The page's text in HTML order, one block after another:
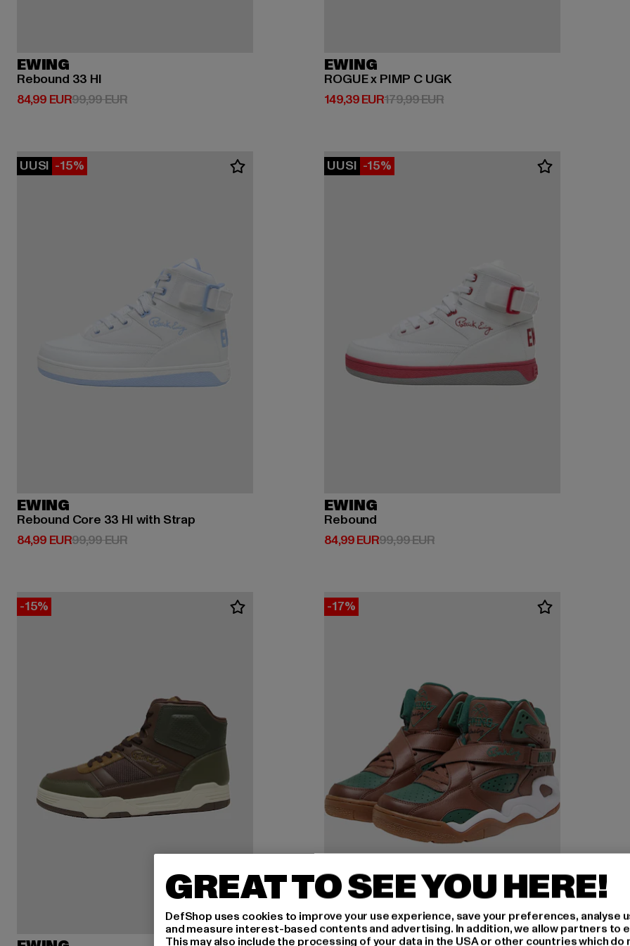
EWING
Rebound 33 HI
84,99 EUR
Ajankohtainen hinta: 84,99 EUR
99,99 EURKampanjahinta: 99,99 EUR
EWING
ROGUE x PIMP C UGK
149,39 EUR
Ajankohtainen hinta: 149,39 EUR
179,99 EURKampanjahinta: 179,99 EUR
UUSI -15%
EWING
Rebound Core 33 HI with Strap
84,99 EUR
Ajankohtainen hinta: 84,99 EUR
99,99 EURKampanjahinta: 99,99 EUR
UUSI -15%
EWING
Rebound
84,99 EUR
Ajankohtainen hinta: 84,99 EUR
99,99 EURKampanjahinta: 99,99 EUR
-15% -17%
GREAT TO SEE YOU HERE!
DefShop uses cookies to improve your use experience, save your preferences, analyse
and measure interest-based contents and advertising. In addition, we allow partners to
This may also include the processing of your data in the USA or other countries which do